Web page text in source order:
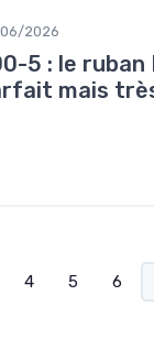
2026
5 : le ruban
mais
4 5 6